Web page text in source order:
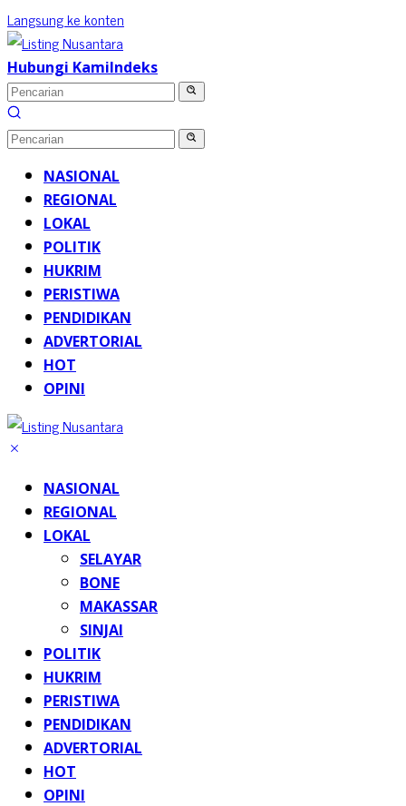
Langsung ke konten
Hubungi KamiIndeks
NASIONAL
REGIONAL
LOKAL
POLITIK
HUKRIM
PERISTIWA
PENDIDIKAN
ADVERTORIAL
HOT
OPINI
NASIONAL
REGIONAL
LOKAL
SELAYAR
BONE
MAKASSAR
SINJAI
POLITIK
HUKRIM
PERISTIWA
PENDIDIKAN
ADVERTORIAL
HOT
OPINI